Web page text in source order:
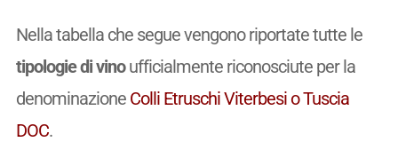
Nella tabella che segue vengono riportate tutte le
tipologie di vinoufficialmente riconosciute per la
denominazione Colli Etruschi Viterbesi o Tuscia
DOC.